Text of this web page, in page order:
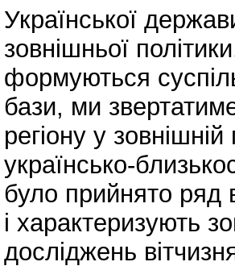
Української
зовнішньої
формуються
бази, ми
регіону у
українсько-
було прийнято ряд
і характеризують
досліджень